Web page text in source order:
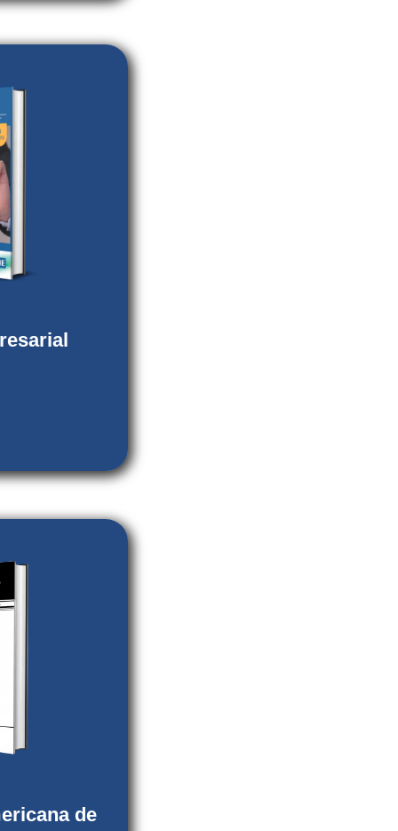
Empresarial
de
además del
y
Ingeniería y
Cañas.
línea)
de
de Teología
a la reflexión
política desde
línea)
ISSN-L: